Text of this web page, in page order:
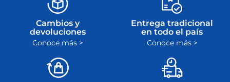
Cambios y
devoluciones
Conoce más >
Entrega tradicional
en todo el país
Conoce más >